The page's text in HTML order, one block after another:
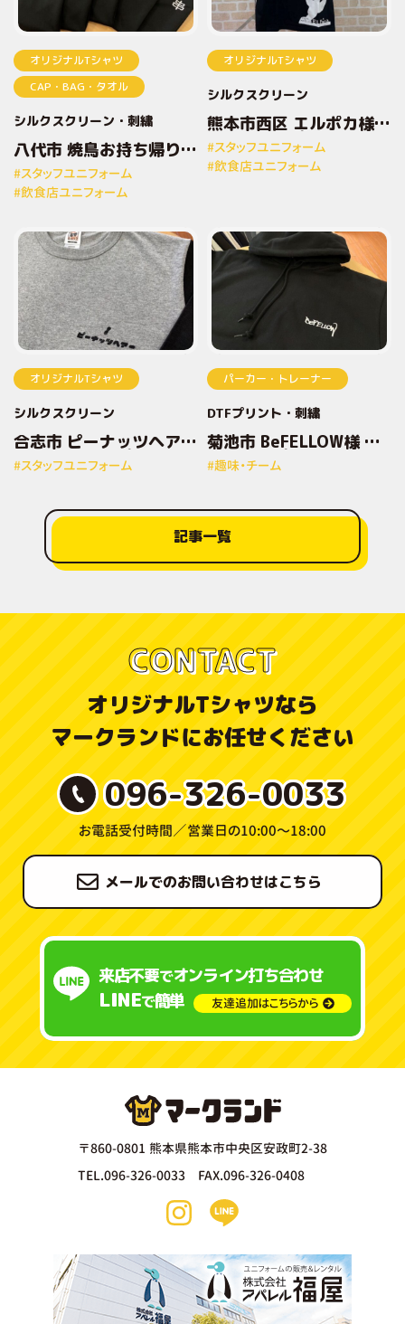
オリジナルTシャツ
CAP・BAG・タオル
シルクスクリーン 刺繍
八代市 焼鳥お持ち帰り専
門店とりしん様 オリジナ
ルプリントTシャツ
#スタッフユニフォーム
#飲食店ユニフォーム
オリジナルTシャツ
シルクスクリーン
熊本市西区 エルポカ様
オリジナルプリントTシ
ャツ
#スタッフユニフォーム
#飲食店ユニフォーム
オリジナルTシャツ
シルクスクリーン
合志市 ピーナッツヘアー
様 オリジナルプリントT
シャツ
#スタッフユニフォーム
パーカー・トレーナー
DTFプリント 刺繍
菊池市 BeFELLOW様 オ
リジナルプリントパーカ
ー
#趣味・チーム
記事一覧
CONTACT
オリジナルTシャツなら
マークランドにお任せください
096-326-0033
お電話受付時間／営業日の10:00〜18:00
メールでのお問い合わせはこちら
来店不要でオンライン打ち合わせ
LINEで簡単 友達追加はこちらから
〒860-0801 熊本県熊本市中央区安政町2-38
TEL.096-326-0033 FAX.096-326-0408